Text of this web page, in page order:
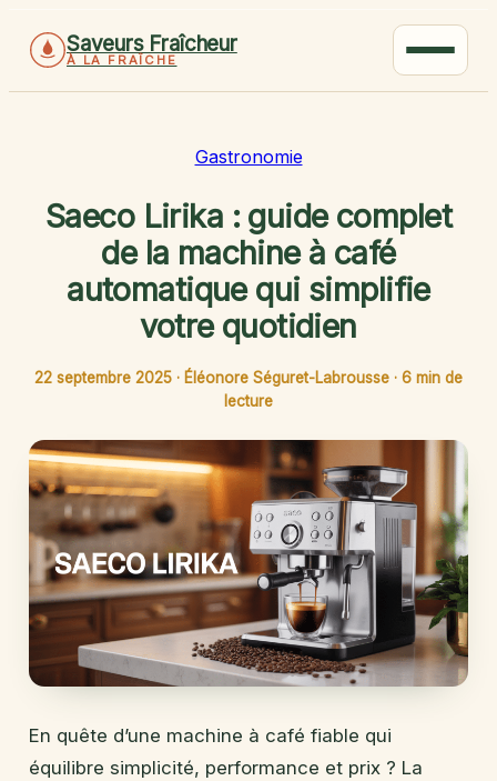
Saveurs Fraîcheur
À LA FRAÎCHE
Gastronomie
Saeco Lirika : guide complet
de la machine à café
automatique qui simplifie
votre quotidien
22 septembre 2025 · Éléonore Séguret-Labrousse · 6 min de
lecture
En quête d’une machine à café fiable qui
équilibre simplicité, performance et prix ? La